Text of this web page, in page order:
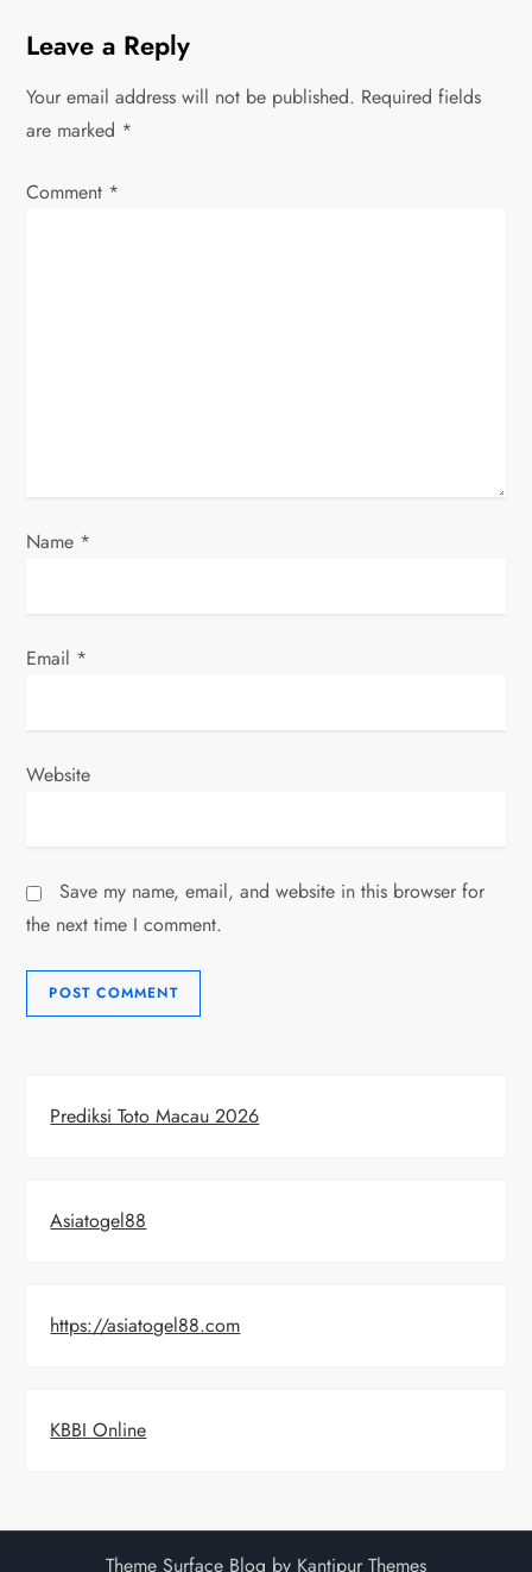
n
a
v
i
Leave a Reply
Your email address will not be published. Required fields
are marked *
Comment *
Name *
Email *
Website
Save my name, email, and website in this browser for
the next time I comment.
Prediksi Toto Macau 2026
Asiatogel88
https://asiatogel88.com
KBBI Online
Theme Surface Blog by Kantipur Themes